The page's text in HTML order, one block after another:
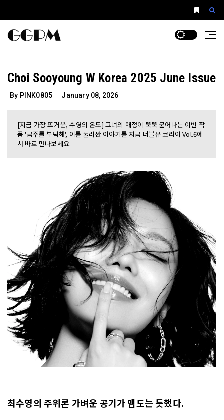
Choi Sooyoung W Korea 2025 June Issue
By PINK0805 January 08, 2026
[지금 가장 뜨거운, 수영의 온도] 그녀의 애정이 뚝뚝 묻어나는 이번 작
품 '금주를 부탁해', 이를 둘러싼 이야기를 지금 더블유 코리아 Vol.6에
서 바로 만나보세요.
최수영의 주위론 가벼운 공기가 맴도는 듯했다.